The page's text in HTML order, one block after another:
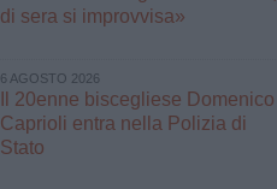
di sera si improvvisa»
6 AGOSTO 2026
Il 20enne biscegliese Domenico
Caprioli entra nella Polizia di
Stato